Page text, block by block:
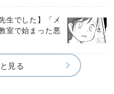
生でした】「メ
室で始まった悪
見る